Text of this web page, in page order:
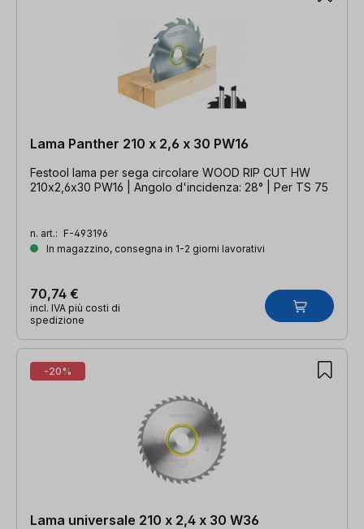
Lama Panther 210 x 2,6 x 30 PW16
Festool lama per sega circolare WOOD RIP CUT HW
210x2,6x30 PW16 | Angolo d'incidenza: 28° | Per TS 75
n. art.: F-493196
In magazzino, consegna in 1-2 giorni lavorativi
70,74 €
incl. IVA più costi di
spedizione
-20%
Lama universale 210 x 2,4 x 30 W36